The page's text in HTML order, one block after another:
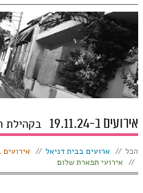
אירועים ב-19.11.24 בקהילת
הצג:
הכל ארועים בבית דניאל
אירועי תפארת שלום